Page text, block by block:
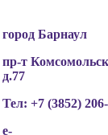
город Барнаул
пр-т
д.77
Тел: +7 (3852)
e-